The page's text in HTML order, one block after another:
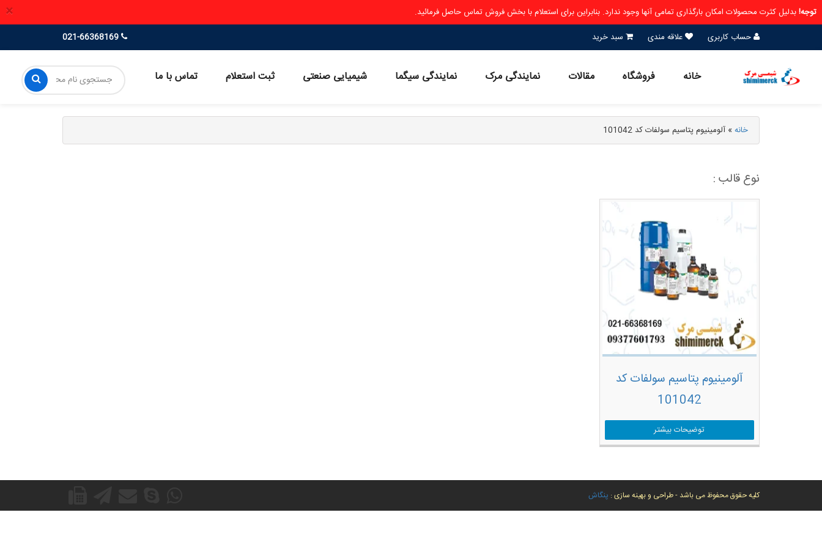
× توجه!بدلیل کثرت محصولات امکان بارگذاری تمامی آنها وجود ندارد. بنابراین برای استعلام با بخش فروش تماس حاصل فرمائید.
حساب کاربری
علاقه مندی سبد خرید
خانه فروشگاه مقالات نمایندگی مرک نمایندگی سیگما شیمیایی صنعتی ثبت استعلام تماس با ما
خانه» آلومینیوم پتاسیم سولفات کد 101042
نوع قالب :
آلومینیوم پتاسیم سولفات کد
101042
توضیحات بیشتر
کلیه حقوق محفوظ می باشد - طراحی و بهینه سازی : پنگاش